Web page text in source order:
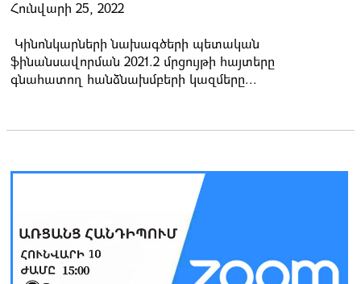
Հունվարի 25, 2022
Կինոնկարների նախագծերի պետական
ֆինանսավորման 2021.2 մրցույթի հայտերը
գնահատող հանձնախմբերի կազմերը...